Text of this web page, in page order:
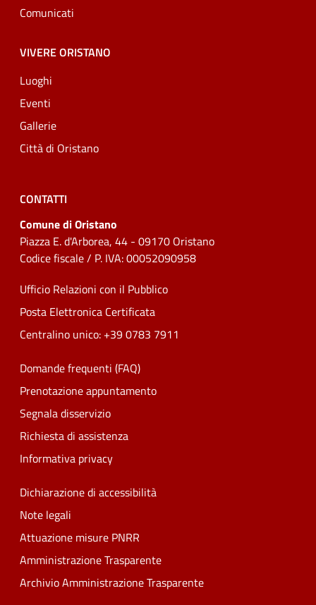
Comunicati
VIVERE ORISTANO
Luoghi
Eventi
Gallerie
Città di Oristano
CONTATTI
Comune di Oristano
Piazza E. d'Arborea, 44 - 09170 Oristano
Codice fiscale / P. IVA: 00052090958
Ufficio Relazioni con il Pubblico
Posta Elettronica Certificata
Centralino unico: +39 0783 7911
Domande frequenti (FAQ)
Prenotazione appuntamento
Segnala disservizio
Richiesta di assistenza
Informativa privacy
Dichiarazione di accessibilità
Note legali
Attuazione misure PNRR
Amministrazione Trasparente
Archivio Amministrazione Trasparente